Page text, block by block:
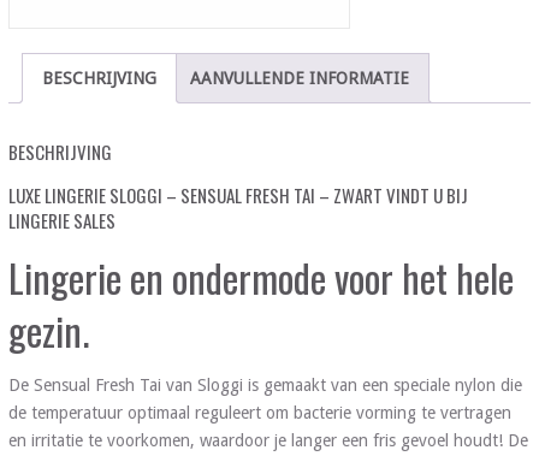
BESCHRIJVING AANVULLENDE INFORMATIE
BESCHRIJVING
LUXE LINGERIE SLOGGI – SENSUAL FRESH TAI – ZWART VINDT U BIJ
LINGERIE SALES
Lingerie en ondermode voor het hele
gezin.
De Sensual Fresh Tai van Sloggi is gemaakt van een speciale nylon die
de temperatuur optimaal reguleert om bacterie vorming te vertragen
en irritatie te voorkomen, waardoor je langer een fris gevoel houdt! De